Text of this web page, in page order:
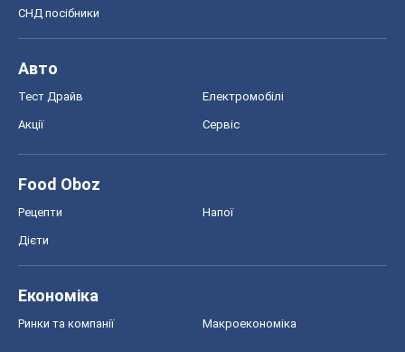
СНД посібники
Авто
Тест Драйв Електромобілі
Акції Сервіс
Food Oboz
Рецепти Напої
Дієти
Економіка
Ринки та компанії Макроекономіка